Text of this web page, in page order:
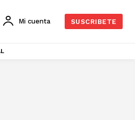
Mi cuenta SUSCRIBETE